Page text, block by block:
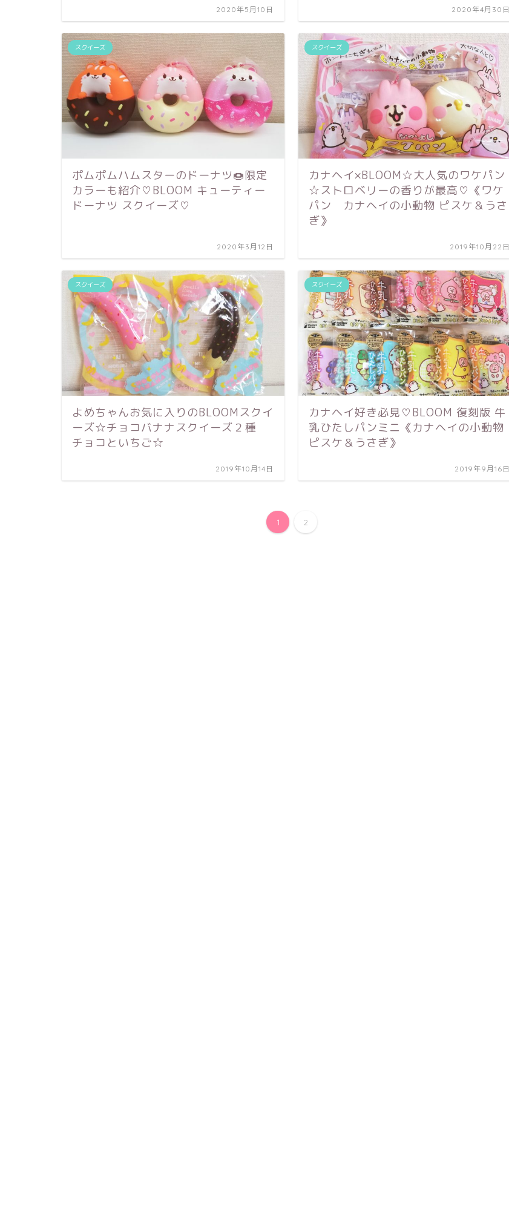
2020年5月10日 2020年4月30日
スクイーズ
ポムポムハムスターのドーナツ🍩限定
カラーも紹介♡BLOOM キューティー
ドーナツ スクイーズ♡
2020年3月12日
スクイーズ
カナヘイ×BLOOM☆大人気のワケパン
☆ストロベリーの香りが最高♡《ワケ
パン カナヘイの小動物 ピスケ＆うさ
ぎ》
2019年10月22日
スクイーズ
よめちゃんお気に入りのBLOOMスクイ
ーズ☆チョコバナナスクイーズ２種
チョコといちご☆
2019年10月14日
スクイーズ
カナヘイ好き必見♡BLOOM 復刻版 牛
乳ひたしパンミニ《カナヘイの小動物
ピスケ＆うさぎ》
2019年9月16日
1 2